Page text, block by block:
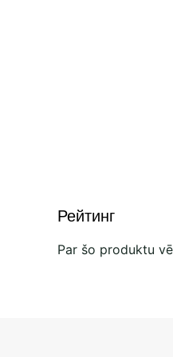
Рейтинг
Par šo produktu